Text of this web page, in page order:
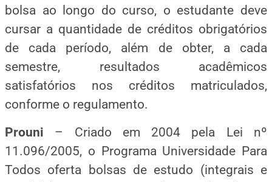
bolsa ao longo do curso, o estudante deve
cursar a quantidade de créditos obrigatórios
de cada período, além de obter, a cada
semestre, resultados acadêmicos
satisfatórios nos créditos matriculados,
conforme o regulamento.
Prouni
– Criado em 2004 pela Lei nº
11.096/2005, o Programa Universidade Para
Todos oferta bolsas de estudo (integrais e